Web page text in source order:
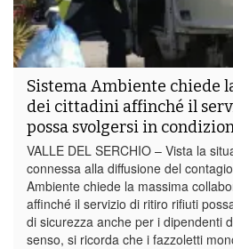
Sistema Ambiente chiede
dei cittadini affinché il
possa svolgersi in
VALLE DEL SERCHIO – Vista la
connessa alla diffusione del
Ambiente chiede la massima
affinché il servizio di ritiro rifiuti
di sicurezza anche per i dipendenti
senso, si ricorda che i fazzoletti